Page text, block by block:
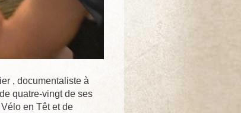
, documentaliste à
quatre-vingt de ses
en Têt et de